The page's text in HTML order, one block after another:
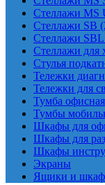
Стеллажи MS
Стеллажи SB
Стеллажи
Стеллажи для
Стулья
Тележки
Тележки для
Тумба
Тумбы
Шкафы для
Шкафы для
Шкафы
Экраны
Ящики и